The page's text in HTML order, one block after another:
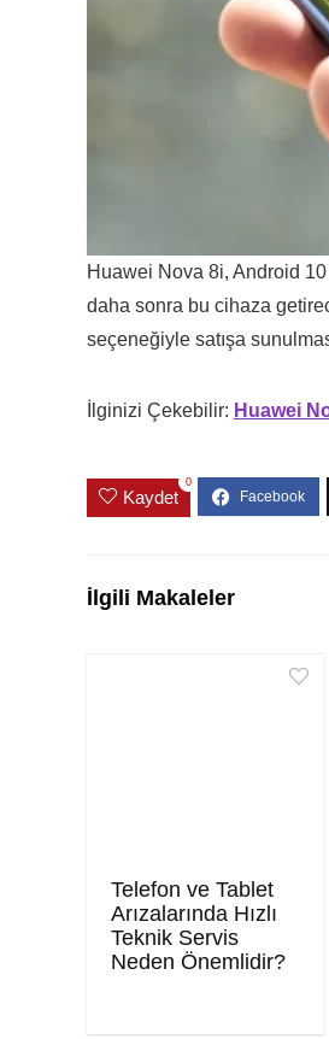
Huawei Nova 8i, Android
daha sonra bu cihaza
seçeneğiyle satışa
İlginizi Çekebilir: Huawei
Kaydet
0
İlgili Makaleler
Telefon ve Tablet
Arızalarında Hızlı
Teknik Servis
Neden Önemlidir?